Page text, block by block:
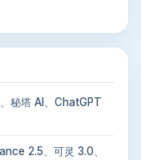
秘塔 AI、ChatGPT
2.5、可灵 3.0、